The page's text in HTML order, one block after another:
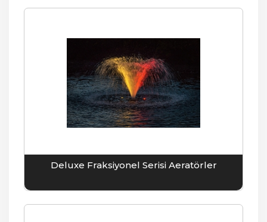
Deluxe Fraksiyonel Serisi Aeratörler